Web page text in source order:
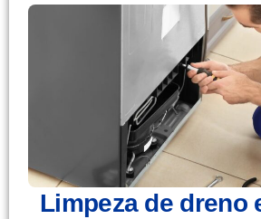
Limpeza de dreno